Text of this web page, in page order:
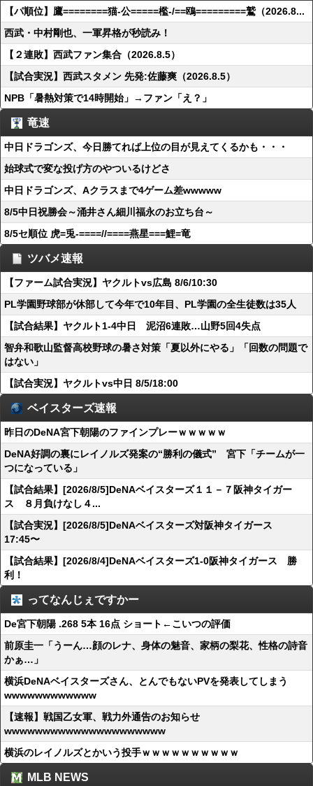
【パ順位】鷹========猫-公=====檻-/==鴎=========鷲（2026.8...
西武・中村剛也、一軍昇格が秒読み！
【２連敗】西武ファン集合（2026.8.5）
【試合実況】西武スタメン 先発:佐藤爽（2026.8.5）
NPB「暑熱対策で14時開始」→ファン「え？」
竜速
中日ドラゴンズ、今日勝てれば上位の目が見えてくるかも・・・
始球式で変な投げ方のやついるけどさ
中日ドラゴンズ、Aクラスまで4ゲーム差wwwww
8/5中日祝勝会～涌井さん細川福永のお立ち台～
8/5セ順位 虎=兎-====//====燕星===鯉=竜
ツバメ速報
【ファーム試合実況】ヤクルトvs広島 8/6/10:30
PL学園野球部が休部して今年で10年目、PL学園の全生徒数は35人
【試合結果】ヤクルト1-4中日 泥沼6連敗…山野5回4失点
智弁和歌山監督高校野球の暑さ対策「夏以外にやる」「回数の問題で
はない」
【試合実況】ヤクルトvs中日 8/5/18:00
ベイスターズ速報
昨日のDeNA宮下朝陽のファインプレーｗｗｗｗｗ
DeNA好調の裏にレイノルズ発案の“勝利の儀式” 宮下「チームが一
つになっている」
【試合結果】[2026/8/5]DeNAベイスターズ１１－７阪神タイガー
ス ８月負けなし４...
【試合実況】[2026/8/5]DeNAベイスターズ対阪神タイガース
17:45〜
【試合結果】[2026/8/4]DeNAベイスターズ1-0阪神タイガース 勝
利！
ってなんじぇですかー
De宮下朝陽 .268 5本 16点 ショート←こいつの評価
前原圭一「うーん…顔のレナ、身体の魅音、家柄の梨花、性格の詩音
かぁ…」
横浜DeNAベイスターズさん、とんでもないPVを発表してしまう
wwwwwwwwwwww
【速報】戦国乙女軍、戦力外通告のお知らせ
wwwwwwwwwwwwwwwwwwwww
横浜のレイノルズとかいう投手ｗｗｗｗｗｗｗｗｗｗ
MLB NEWS